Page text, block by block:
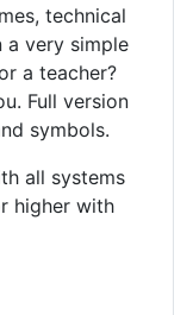
technical
a very simple
a teacher?
Full version
symbols.
all systems
higher with